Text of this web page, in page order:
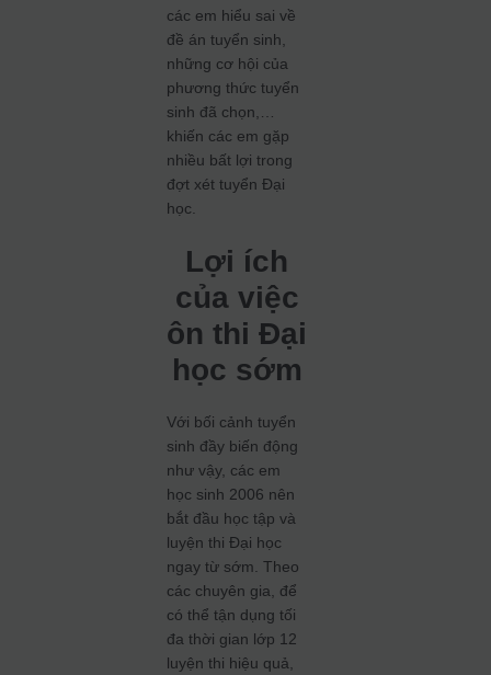
các em hiểu sai về
đề án tuyển sinh,
những cơ hội của
phương thức tuyển
sinh đã chọn,…
khiến các em gặp
nhiều bất lợi trong
đợt xét tuyển Đại
học.
Lợi ích
của việc
ôn thi Đại
học sớm
Với bối cảnh tuyển
sinh đầy biến động
như vậy, các em
học sinh 2006 nên
bắt đầu học tập và
luyện thi Đại học
ngay từ sớm. Theo
các chuyên gia, để
có thể tận dụng tối
đa thời gian lớp 12
luyện thi hiệu quả,